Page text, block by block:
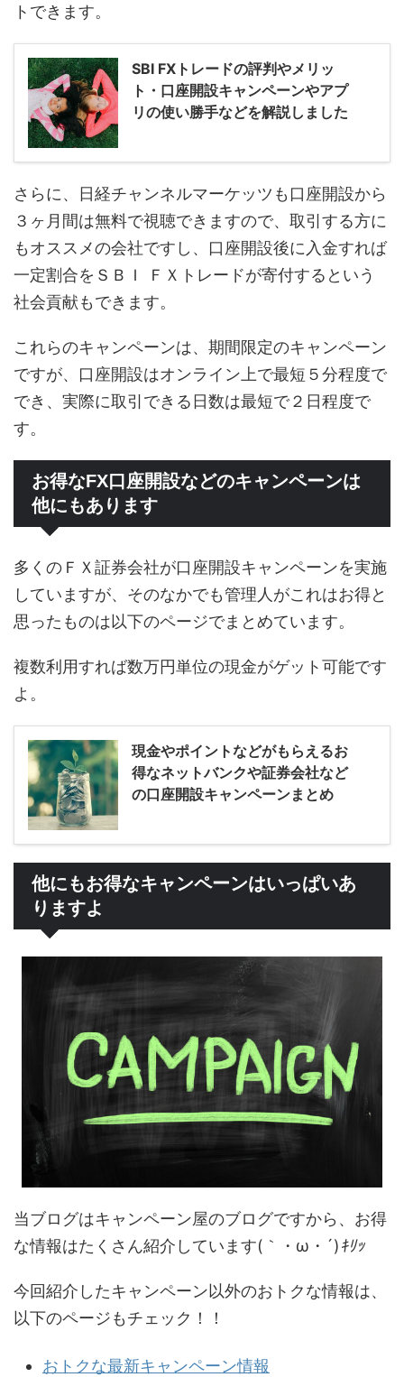
トできます。
SBI FXトレードの評判やメリッ
ト・口座開設キャンペーンやアプ
リの使い勝手などを解説しました
さらに、日経チャンネルマーケッツも口座開設から
３ヶ月間は無料で視聴できますので、取引する方に
もオススメの会社ですし、口座開設後に入金すれば
一定割合をＳＢＩ ＦＸトレードが寄付するという
社会貢献もできます。
これらのキャンペーンは、期間限定のキャンペーン
ですが、口座開設はオンライン上で最短５分程度で
でき、実際に取引できる日数は最短で２日程度で
す。
お得なFX口座開設などのキャンペーンは
他にもあります
多くのＦＸ証券会社が口座開設キャンペーンを実施
していますが、そのなかでも管理人がこれはお得と
思ったものは以下のページでまとめています。
複数利用すれば数万円単位の現金がゲット可能です
よ。
現金やポイントなどがもらえるお
得なネットバンクや証券会社など
の口座開設キャンペーンまとめ
他にもお得なキャンペーンはいっぱいあ
りますよ
当ブログはキャンペーン屋のブログですから、お得
な情報はたくさん紹介しています(｀・ω・´)ｷﾘｯ
今回紹介したキャンペーン以外のおトクな情報は、
以下のページもチェック！！
おトクな最新キャンペーン情報